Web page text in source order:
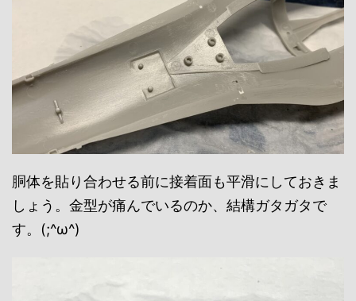
胴体を貼り合わせる前に接着面も平滑にしておきま
しょう。金型が痛んでいるのか、結構ガタガタで
す。(;^ω^)